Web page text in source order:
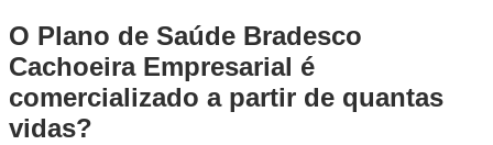
O Plano de Saúde Bradesco
Cachoeira Empresarial é
comercializado a partir de quantas
vidas?